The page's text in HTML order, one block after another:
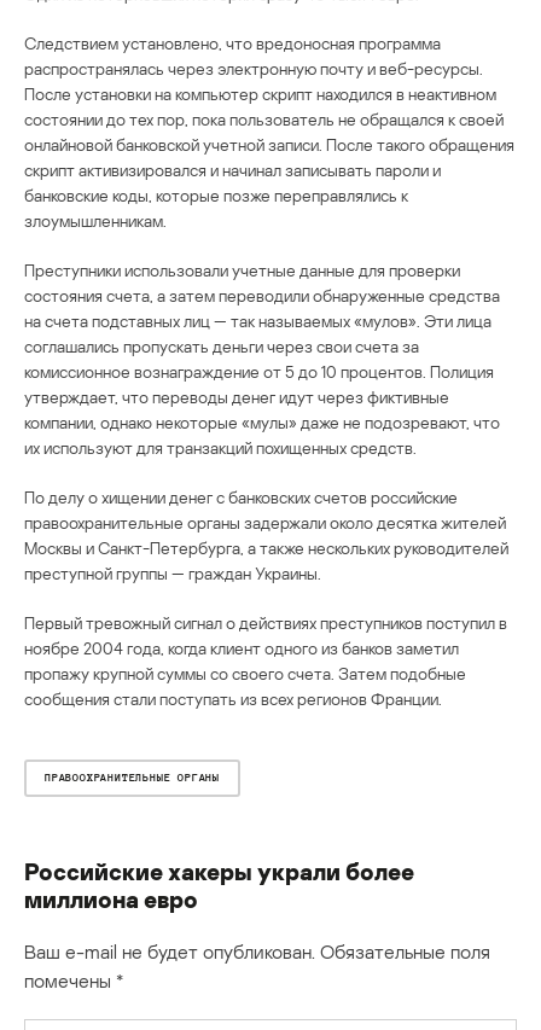
Следствием установлено, что вредоносная программа
распространялась через электронную почту и веб-ресурсы.
После установки на компьютер скрипт находился в неактивном
состоянии до тех пор, пока пользователь не обращался к своей
онлайновой банковской учетной записи. После такого обращения
скрипт активизировался и начинал записывать пароли и
банковские коды, которые позже переправлялись к
злоумышленникам.
Преступники использовали учетные данные для проверки
состояния счета, а затем переводили обнаруженные средства
на счета подставных лиц — так называемых «мулов». Эти лица
соглашались пропускать деньги через свои счета за
комиссионное вознаграждение от 5 до 10 процентов. Полиция
утверждает, что переводы денег идут через фиктивные
компании, однако некоторые «мулы» даже не подозревают, что
их используют для транзакций похищенных средств.
По делу о хищении денег с банковских счетов российские
правоохранительные органы задержали около десятка жителей
Москвы и Санкт-Петербурга, а также нескольких руководителей
преступной группы — граждан Украины.
Первый тревожный сигнал о действиях преступников поступил в
ноябре 2004 года, когда клиент одного из банков заметил
пропажу крупной суммы со своего счета. Затем подобные
сообщения стали поступать из всех регионов Франции.
ПРАВООХРАНИТЕЛЬНЫЕ ОРГАНЫ
Российские хакеры украли более
миллиона евро
Ваш e-mail не будет опубликован. Обязательные поля
помечены *